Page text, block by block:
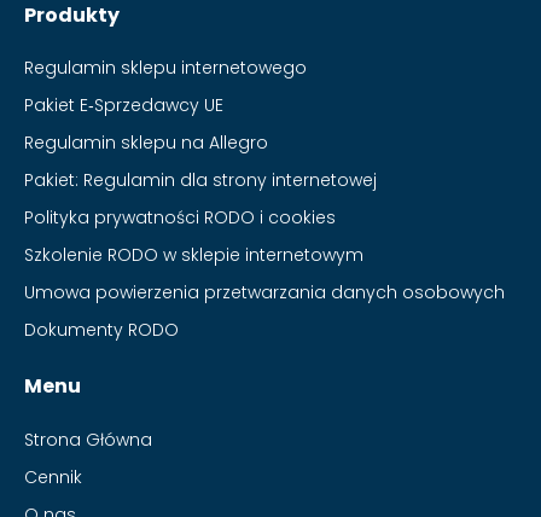
Produkty
Regulamin sklepu internetowego
Pakiet E‑Sprzedawcy UE
Regulamin sklepu na Allegro
Pakiet: Regulamin dla strony internetowej
Polityka prywatności RODO i cookies
Szkolenie RODO w sklepie internetowym
Umowa powierzenia przetwarzania danych osobowych
Dokumenty RODO
Menu
Strona Główna
Cennik